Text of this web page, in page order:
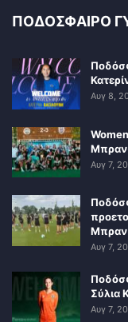
ΠΟΔΟΣΦΑΙΡΟ
Αυγ 8,
Αυγ 7,
Μπραν
Αυγ 7,
Σύλια
Αυγ 7,